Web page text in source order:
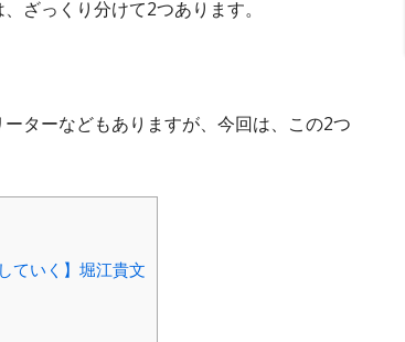
ざっくり分けて2つあります。
ターなどもありますが、今回は、この2つ
ていく】堀江貴文